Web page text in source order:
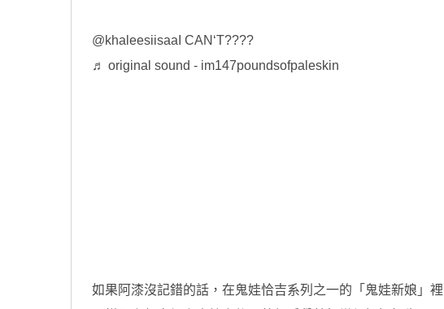
@khaleesiisaa I CAN‘T????
♬ original sound - im147poundsofpaleskin
如果阿漆沒記錯的話，在鬼娃恰吉系列之一的「鬼娃新娘」